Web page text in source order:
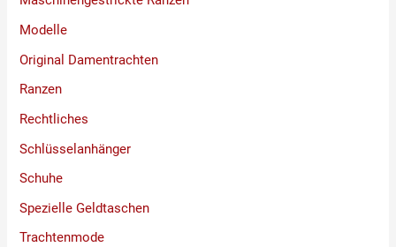
Modelle
Original Damentrachten
Ranzen
Rechtliches
Schlüsselanhänger
Schuhe
Spezielle Geldtaschen
Trachtenmode